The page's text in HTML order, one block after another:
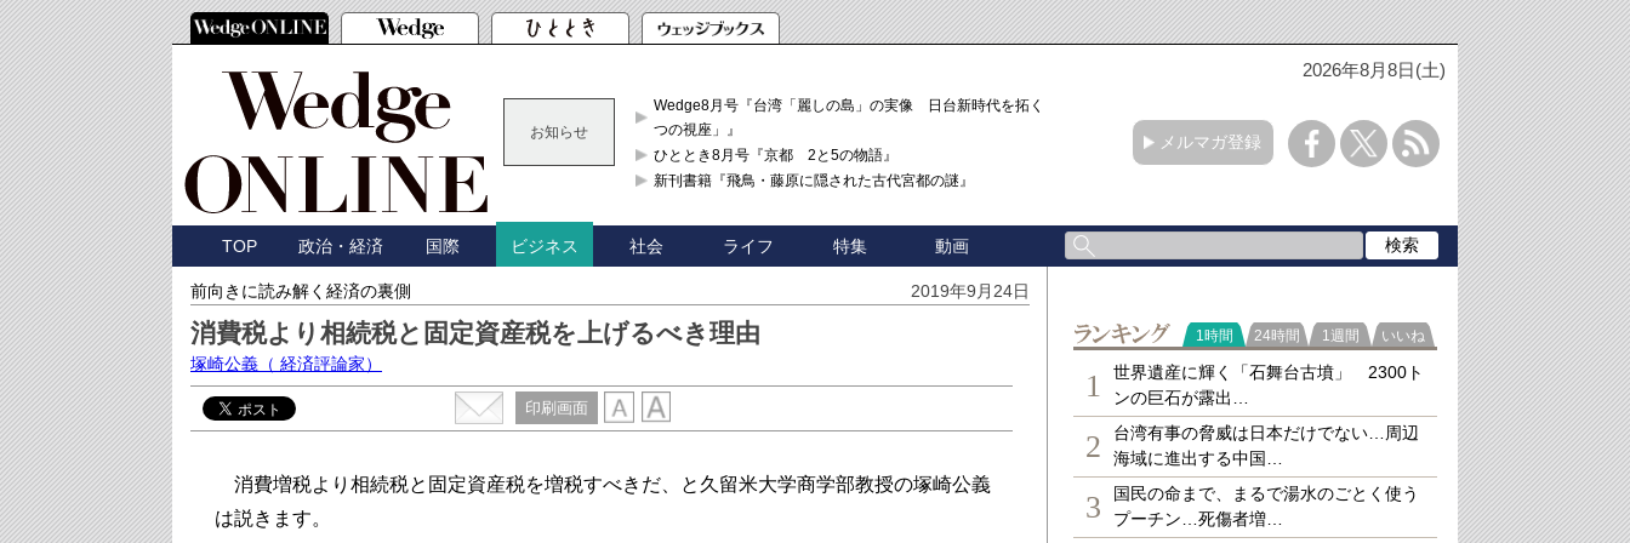
2026年8月8日(土)
お知らせ
Wedge8月号『台湾「麗しの島」の実像 日台新時代を拓く「3
つの視座」』
ひととき8月号『京都 2と5の物語』
新刊書籍『飛鳥・藤原に隠された古代宮都の謎』
メルマガ登録
TOP 政治・経済 国際 ビジネス 社会 ライフ 特集 動画
前向きに読み解く経済の裏側 2019年9月24日
消費税より相続税と固定資産税を上げるべき理由
塚崎公義 （ 経済評論家）
印刷画面
消費増税より相続税と固定資産税を増税すべきだ、と久留米大学商学部教授の塚崎公義
は説きます。
ランキング
1時間 24時間 1週間 いいね
1
世界遺産に輝く「石舞台古墳」 2300ト
ンの巨石が露出…
2
台湾有事の脅威は日本だけでない…周辺
海域に進出する中国…
3
国民の命まで、まるで湯水のごとく使う
プーチン…死傷者増…